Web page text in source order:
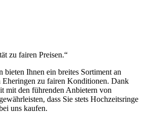
zu fairen Preisen.
bieten Ihnen ein breites Sortiment an
zu fairen Konditionen. Dank
mit den führenden Anbietern von
dass Sie stets Hochzeitsringe
uns kaufen.